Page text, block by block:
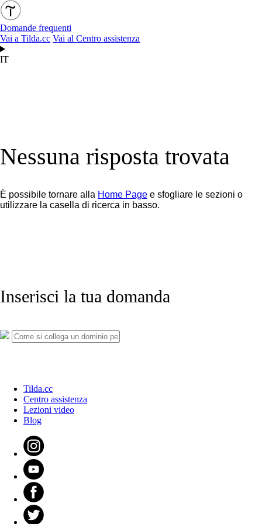
Domande frequenti
Vai a Tilda.cc Vai al Centro assistenza
IT
Nessuna risposta trovata
È possibile tornare alla Home Page e sfogliare le sezioni o
utilizzare la casella di ricerca in basso.
Inserisci la tua domanda
Tilda.cc
Centro assistenza
Lezioni video
Blog